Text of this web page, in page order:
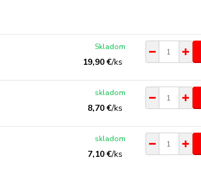
19,90 €/ks
Skladom
8,70 €/ks
skladom
7,10 €/ks
skladom